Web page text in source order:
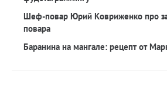
Шеф-повар Юрий Ковриженко про
повара
Баранина на мангале: рецепт от